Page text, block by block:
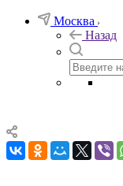
Москва
Назад